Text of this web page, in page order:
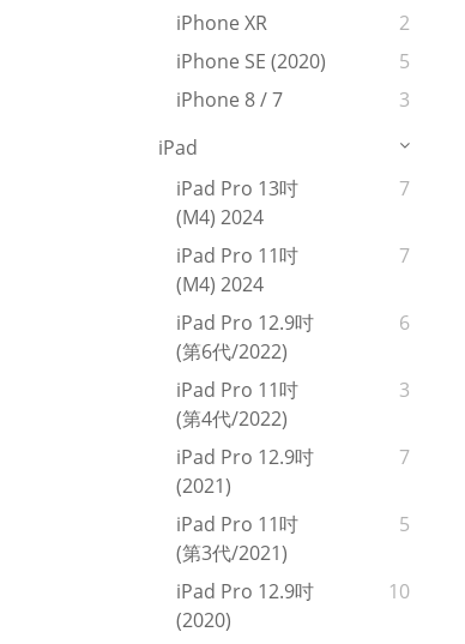
iPhone XR
2
iPhone SE (2020)
5
iPhone 8 / 7
3
iPad
iPad Pro 13吋
(M4) 2024
7
iPad Pro 11吋
(M4) 2024
7
iPad Pro 12.9吋
(第6代/2022)
6
iPad Pro 11吋
(第4代/2022)
3
iPad Pro 12.9吋
(2021)
7
iPad Pro 11吋
(第3代/2021)
5
iPad Pro 12.9吋
(2020)
10